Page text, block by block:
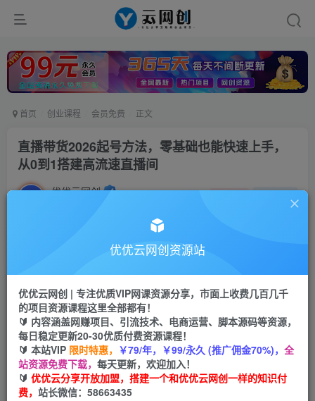
首页 创业课程 会员免费 正文
直播带货2026起号方法，零基础也能快速上手，
从0到1搭建高流速直播间
优优云网创 私信
云币 9.9 云币99
会员免费
立即购买
您当前未登录！建议登陆后购买，可保存购买订单
优优云网创资源站
优优云网创 | 专注优质VIP网课资源分享，市面上收费几百几千
的项目资源课程这里全部都有！
🔰 内容涵盖网赚项目、引流技术、电商运营、脚本源码等资源，
每日稳定更新20-30优质付费资源课程！
🔰 本站VIP 限时特惠， ￥79/年，￥99/永久 (推广佣金70%)， 全
站资源免费下载， 每天更新，欢迎加入！
🔰 优优云分享开放加盟，搭建一个和优优云网创一样的知识付
费， 站长微信：58663435